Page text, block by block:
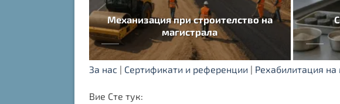
Механизация при строителство на
магистрала
За нас | Сертификати и референции | Рехабилитация
Вие Сте тук: